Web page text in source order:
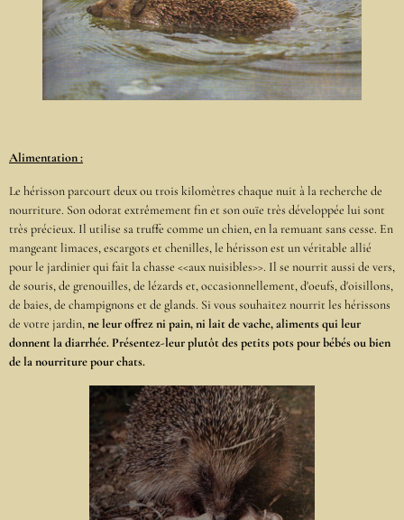
Alimentation :
Le hérisson parcourt deux ou trois kilomètres chaque nuit à la recherche de
nourriture. Son odorat extrêmement fin et son ouïe très développée lui sont
très précieux. Il utilise sa truffe comme un chien, en la remuant sans cesse. En
mangeant limaces, escargots et chenilles, le hérisson est un véritable allié
pour le jardinier qui fait la chasse <<aux nuisibles>>. Il se nourrit aussi de vers,
de souris, de grenouilles, de lézards et, occasionnellement, d'oeufs, d'oisillons,
de baies, de champignons et de glands. Si vous souhaitez nourrit les hérissons
de votre jardin,ne leur offrez ni pain, ni lait de vache, aliments qui leur
donnent la diarrhée. Présentez-leur plutôt des petits pots pour bébés ou bien
de la nourriture pour chats.